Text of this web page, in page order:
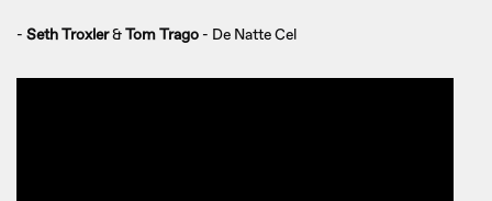
- Seth Troxler&Tom Trago - De Natte Cel